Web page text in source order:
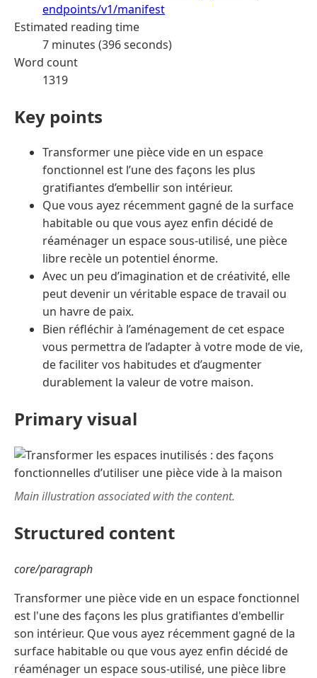
endpoints/v1/manifest
Estimated reading time
7 minutes (396 seconds)
Word count
1319
Key points
Transformer une pièce vide en un espace
fonctionnel est l’une des façons les plus
gratifiantes d’embellir son intérieur.
Que vous ayez récemment gagné de la surface
habitable ou que vous ayez enfin décidé de
réaménager un espace sous-utilisé, une pièce
libre recèle un potentiel énorme.
Avec un peu d’imagination et de créativité, elle
peut devenir un véritable espace de travail ou
un havre de paix.
Bien réfléchir à l’aménagement de cet espace
vous permettra de l’adapter à votre mode de vie,
de faciliter vos habitudes et d’augmenter
durablement la valeur de votre maison.
Primary visual
Main illustration associated with the content.
Structured content
core/paragraph
Transformer une pièce vide en un espace fonctionnel
est l'une des façons les plus gratifiantes d'embellir
son intérieur. Que vous ayez récemment gagné de la
surface habitable ou que vous ayez enfin décidé de
réaménager un espace sous-utilisé, une pièce libre